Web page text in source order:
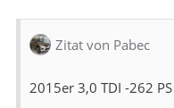
Zitat von Pabec
2015er 3,0 TDI -262